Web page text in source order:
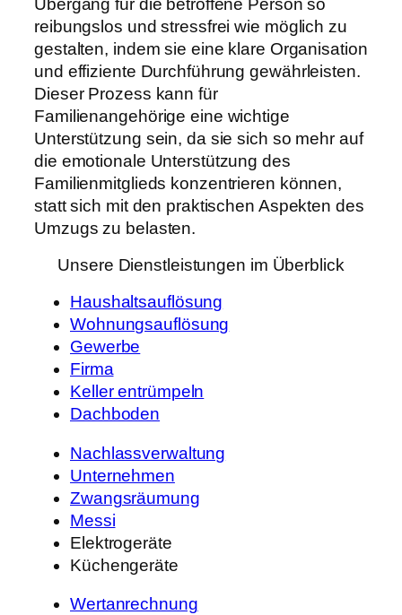
Übergang für die betroffene Person so
reibungslos und stressfrei wie möglich zu
gestalten, indem sie eine klare Organisation
und effiziente Durchführung gewährleisten.
Dieser Prozess kann für
Familienangehörige eine wichtige
Unterstützung sein, da sie sich so mehr auf
die emotionale Unterstützung des
Familienmitglieds konzentrieren können,
statt sich mit den praktischen Aspekten des
Umzugs zu belasten.
Unsere Dienstleistungen im Überblick
Haushaltsauflösung
Wohnungsauflösung
Gewerbe
Firma
Keller entrümpeln
Dachboden
Nachlassverwaltung
Unternehmen
Zwangsräumung
Messi
Elektrogeräte
Küchengeräte
Wertanrechnung